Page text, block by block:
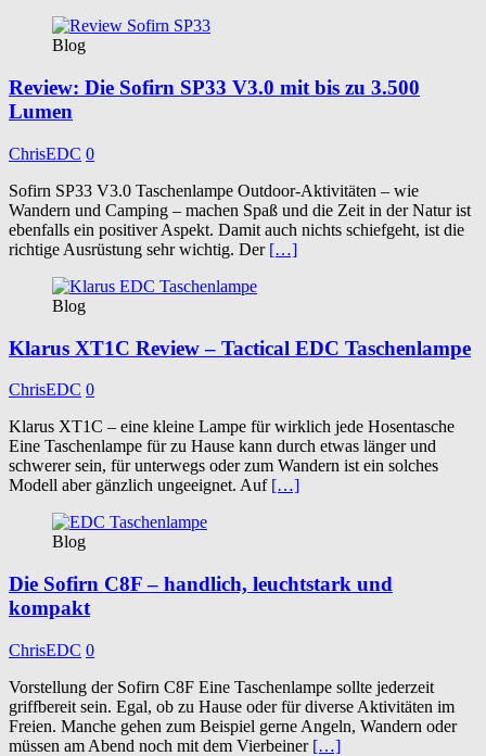
Blog
Review: Die Sofirn SP33 V3.0 mit bis zu 3.500
Lumen
ChrisEDC 0
Sofirn SP33 V3.0 Taschenlampe Outdoor-Aktivitäten – wie
Wandern und Camping – machen Spaß und die Zeit in der Natur ist
ebenfalls ein positiver Aspekt. Damit auch nichts schiefgeht, ist die
richtige Ausrüstung sehr wichtig. Der […]
Blog
Klarus XT1C Review – Tactical EDC Taschenlampe
ChrisEDC 0
Klarus XT1C – eine kleine Lampe für wirklich jede Hosentasche
Eine Taschenlampe für zu Hause kann durch etwas länger und
schwerer sein, für unterwegs oder zum Wandern ist ein solches
Modell aber gänzlich ungeeignet. Auf […]
Blog
Die Sofirn C8F – handlich, leuchtstark und
kompakt
ChrisEDC 0
Vorstellung der Sofirn C8F Eine Taschenlampe sollte jederzeit
griffbereit sein. Egal, ob zu Hause oder für diverse Aktivitäten im
Freien. Manche gehen zum Beispiel gerne Angeln, Wandern oder
müssen am Abend noch mit dem Vierbeiner […]